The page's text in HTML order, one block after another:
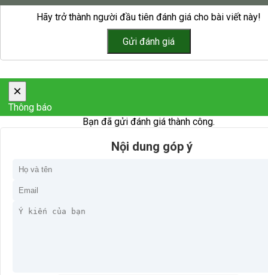
Hãy trở thành người đầu tiên đánh giá cho bài viết này!
×
Thông báo
Bạn đã gửi đánh giá thành công.
Nội dung góp ý